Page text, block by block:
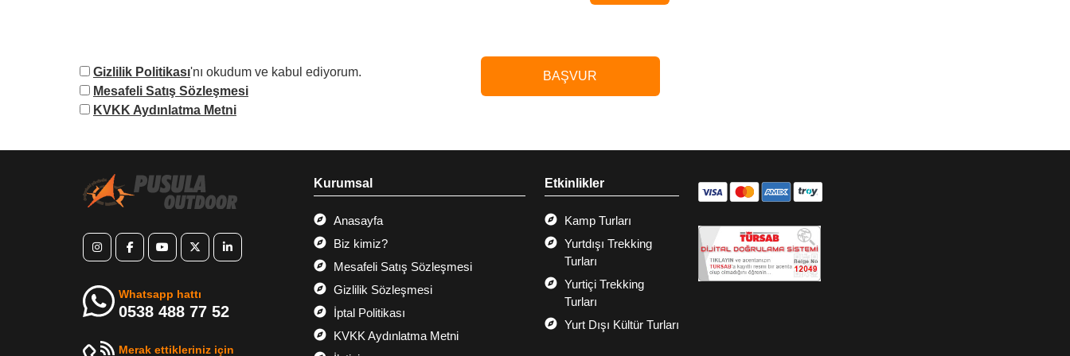
Gizlilik Politikası'nı okudum ve kabul ediyorum.
Mesafeli Satış Sözleşmesi
KVKK Aydınlatma Metni
BAŞVUR
Whatsapp hattı
0538 488 77 52
Merak ettikleriniz için
Kurumsal
Anasayfa
Biz kimiz?
Mesafeli Satış Sözleşmesi
Gizlilik Sözleşmesi
İptal Politikası
KVKK Aydınlatma Metni
Etkinlikler
Kamp Turları
Yurtdışı Trekking
Turları
Yurtiçi Trekking
Turları
Yurt Dışı Kültür Turları